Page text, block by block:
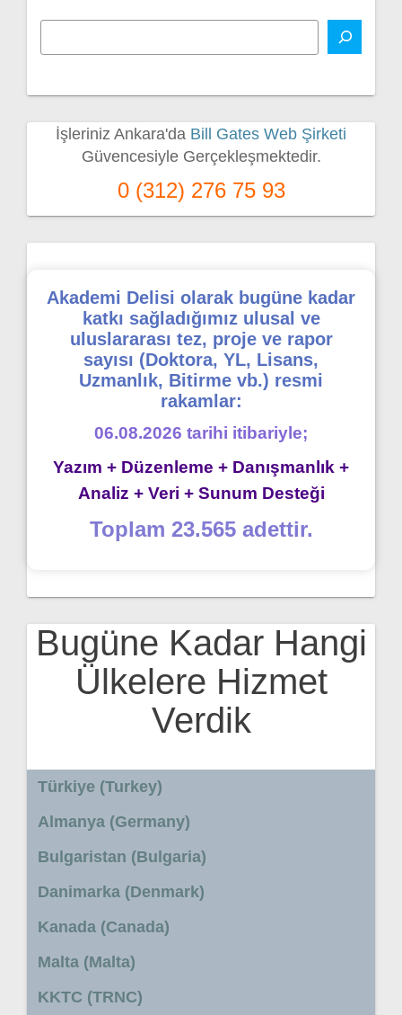
İşleriniz Ankara'da Bill Gates Web Şirketi
Güvencesiyle Gerçekleşmektedir.
0 (312) 276 75 93
Akademi Delisi olarak bugüne kadar
katkı sağladığımız ulusal ve
uluslararası tez, proje ve rapor
sayısı (Doktora, YL, Lisans,
Uzmanlık, Bitirme vb.) resmi
rakamlar:
06.08.2026 tarihi itibariyle;
Yazım + Düzenleme + Danışmanlık +
Analiz + Veri + Sunum Desteği
Toplam 23.565 adettir.
Bugüne Kadar Hangi
Ülkelere Hizmet
Verdik
Türkiye (Turkey)
Almanya (Germany)
Bulgaristan (Bulgaria)
Danimarka (Denmark)
Kanada (Canada)
Malta (Malta)
KKTC (TRNC)